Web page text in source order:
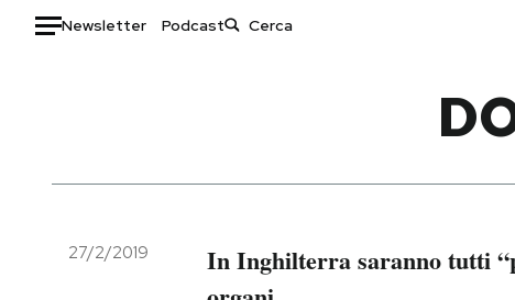
Newsletter Podcast
Italia
Politica
Moda
27/2/2019
In Inghilterra saranno tutti